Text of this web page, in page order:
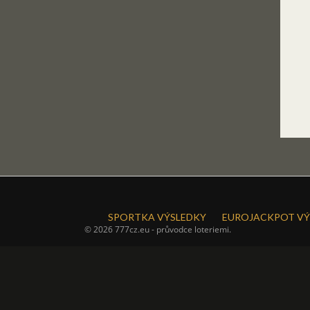
SPORTKA VÝSLEDKY EUROJACKPOT
© 2026 777cz.eu - průvodce loteriemi.